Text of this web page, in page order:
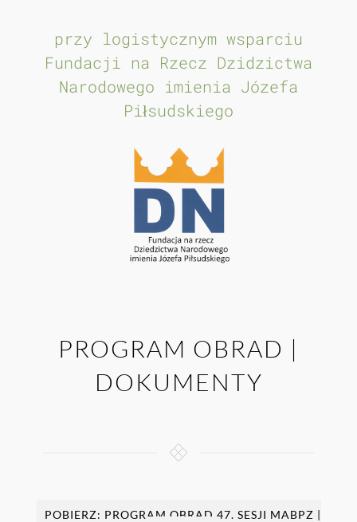
przy logistycznym wsparciu
Fundacji na Rzecz Dzidzictwa
Narodowego imienia Józefa
Piłsudskiego
PROGRAM OBRAD |
DOKUMENTY
POBIERZ: PROGRAM OBRAD 47. SESJI MABPZ |